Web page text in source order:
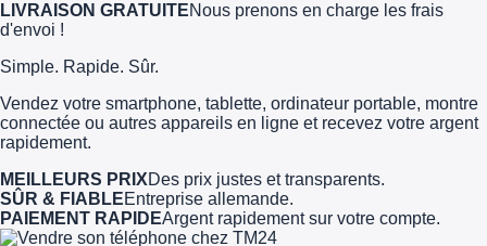
LIVRAISON GRATUITENous prenons en charge les frais
d'envoi !
Simple. Rapide. Sûr.
Vendez votre smartphone, tablette, ordinateur portable, montre
connectée ou autres appareils en ligne et recevez votre argent
rapidement.
MEILLEURS PRIXDes prix justes et transparents.
SÛR & FIABLEEntreprise allemande.
PAIEMENT RAPIDEArgent rapidement sur votre compte.